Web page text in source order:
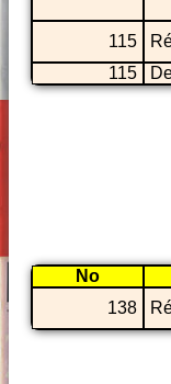
115
115
No
138